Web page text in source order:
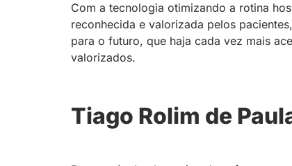
Com a tecnologia otimizando a rotina
reconhecida e valorizada pelos
para o futuro, que haja cada vez mais
valorizados.
Tiago Rolim de